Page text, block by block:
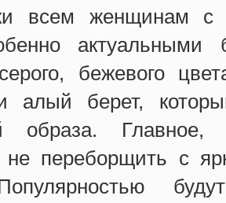
всем женщинам
актуальными
бежевого
алый берет,
образа. Главное,
не переборщить с